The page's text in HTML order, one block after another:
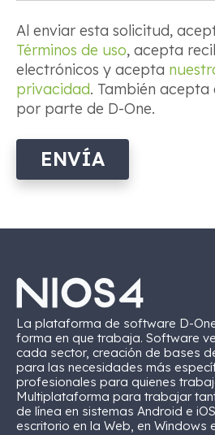
Al enviar esta solicitud,
Términos de uso, acepta
electrónicos y acepta
privacidad. También acepta
por parte de D-One.
ENVÍA
La plataforma de software D-
forma en que trabaja. Software
cada sector, creación de bases
para las necesidades más
profesionales para quienes
Multiplataforma para trabajar
de línea en sistemas Android e
escritorio en la Web, en Windows